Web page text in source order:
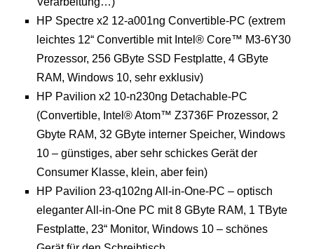
HP Spectre x2 12-a001ng Convertible-PC (extrem
leichtes 12“ Convertible mit Intel® Core™ M3-6Y30
Prozessor, 256 GByte SSD Festplatte, 4 GByte
RAM, Windows 10, sehr exklusiv)
HP Pavilion x2 10-n230ng Detachable-PC
(Convertible, Intel® Atom™ Z3736F Prozessor, 2
Gbyte RAM, 32 GByte interner Speicher, Windows
10 – günstiges, aber sehr schickes Gerät der
Consumer Klasse, klein, aber fein)
HP Pavilion 23-q102ng All-in-One-PC – optisch
eleganter All-in-One PC mit 8 GByte RAM, 1 TByte
Festplatte, 23“ Monitor, Windows 10 – schönes